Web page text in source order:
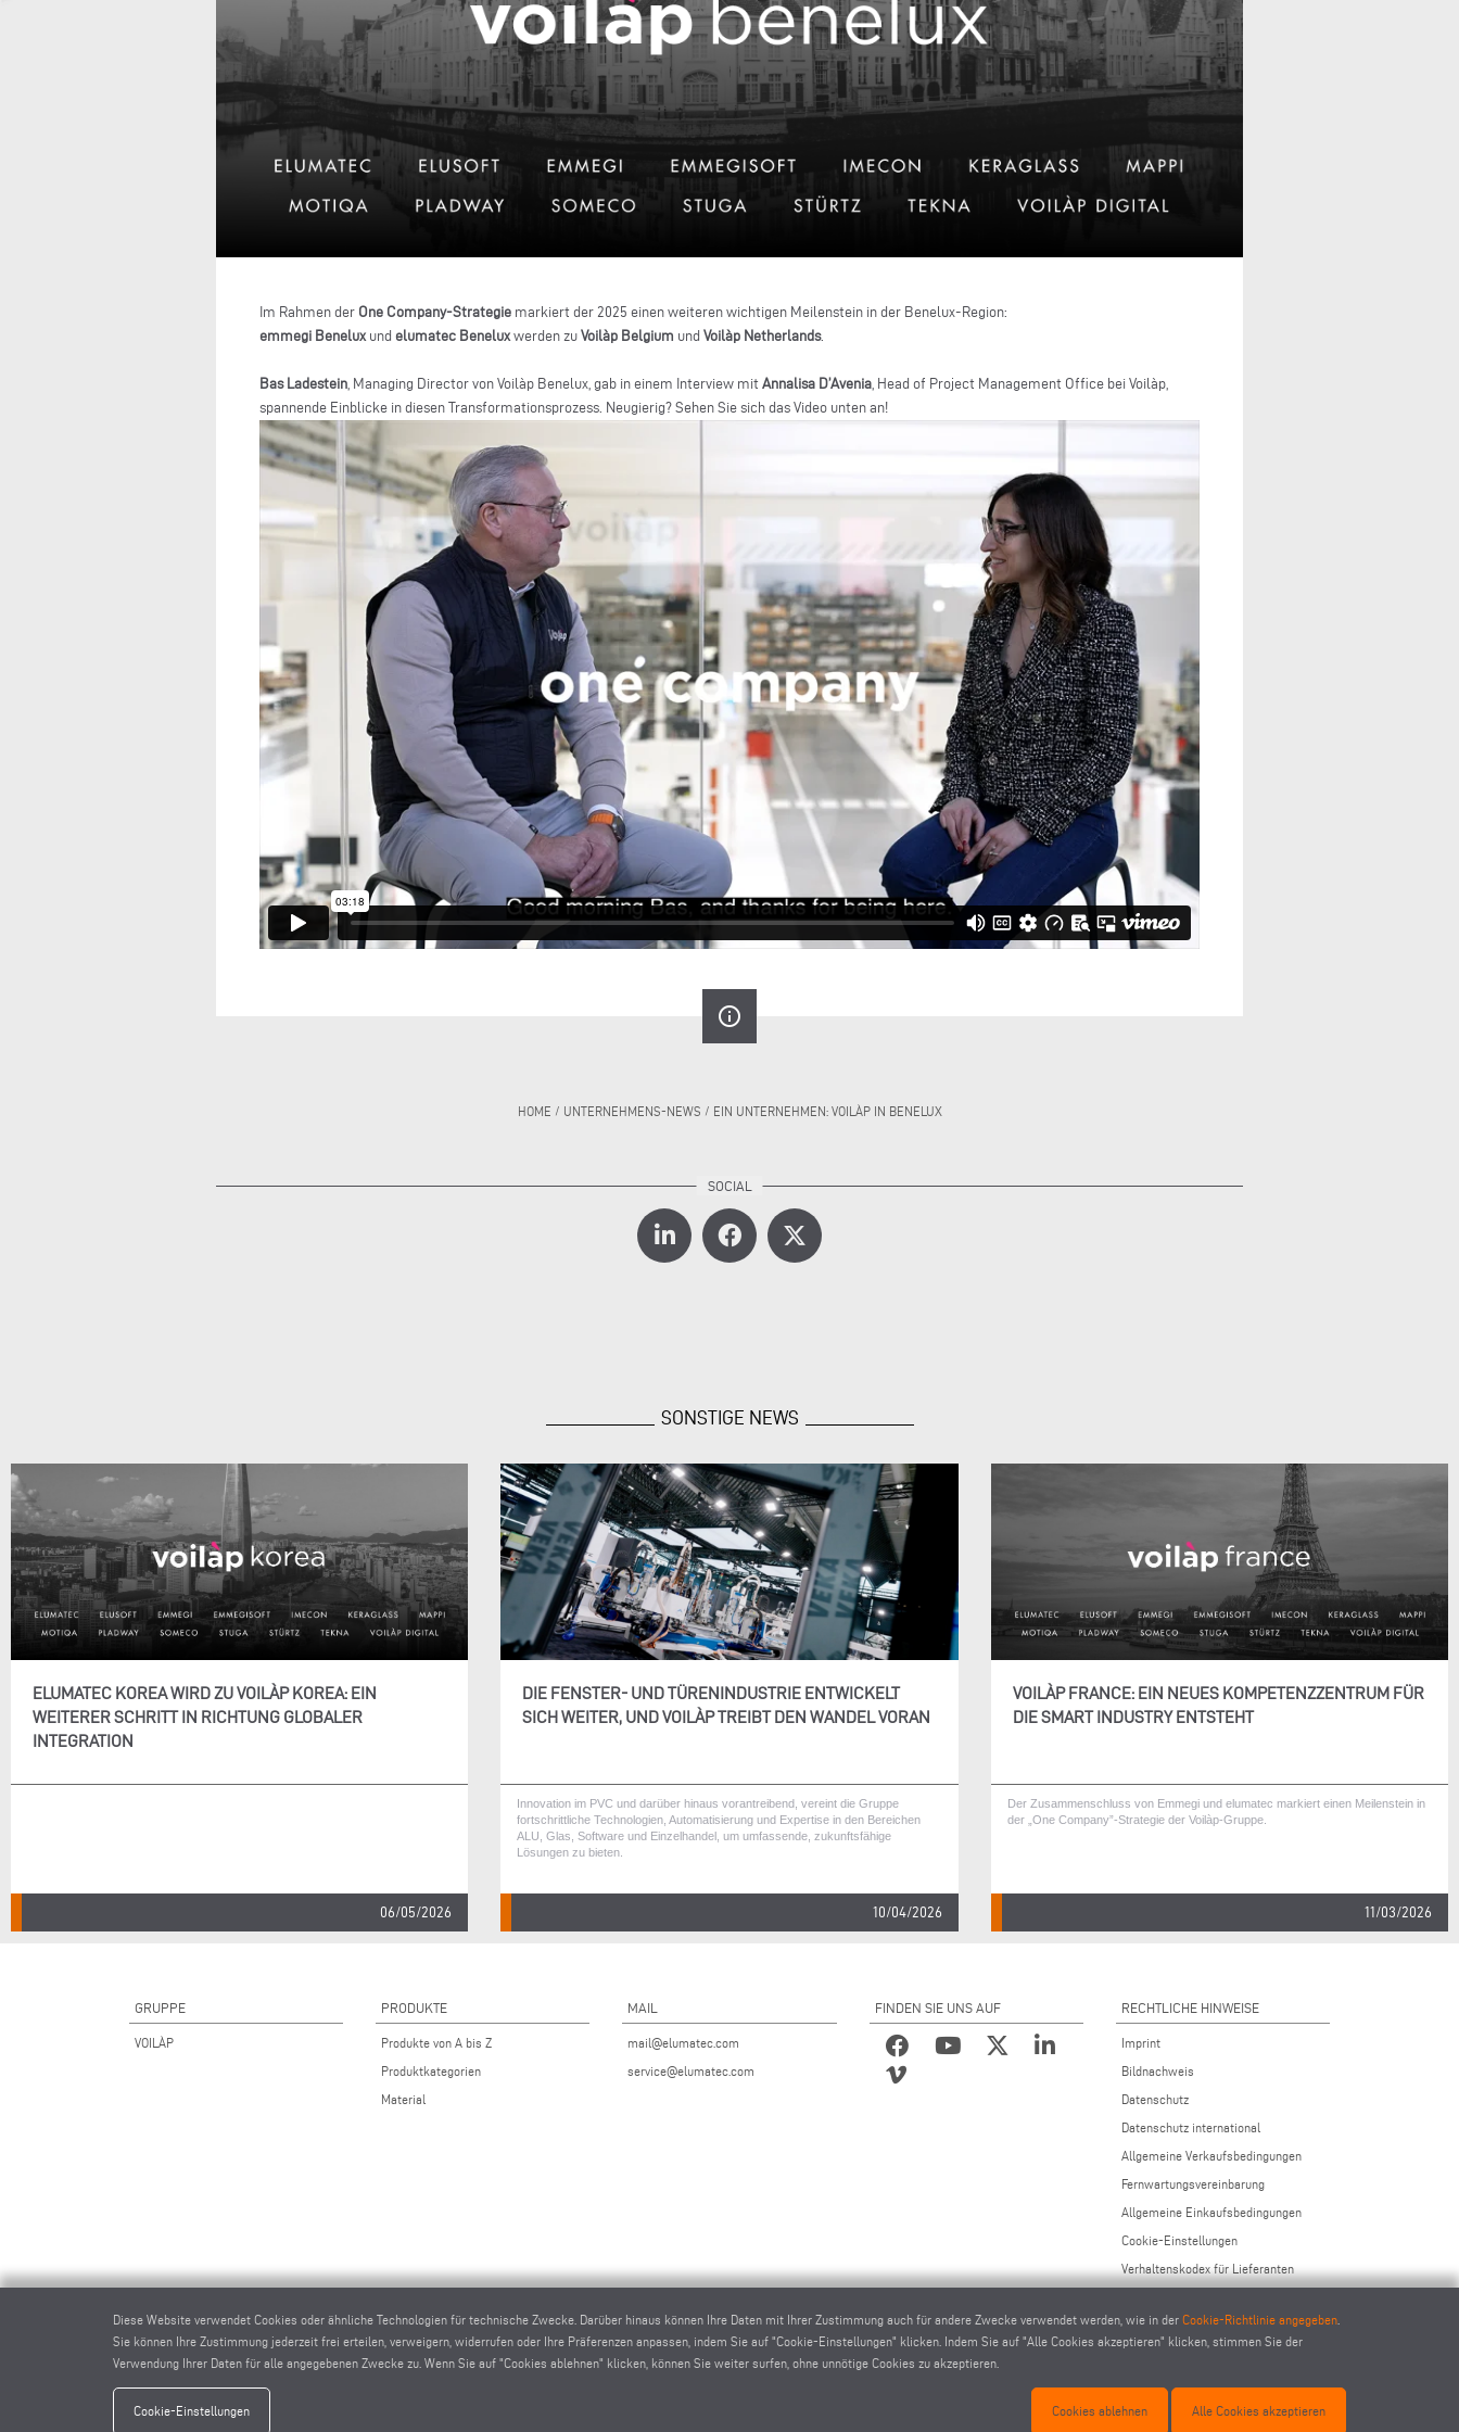
Im Rahmen der One Company-Strategie markiert der 2025 einen weiteren wichtigen Meilenstein in der Benelux-Region:
emmegi Beneluxund elumatec Beneluxwerden zu Voilàp Belgium und Voilàp Netherlands.
Bas Ladestein, Managing Director von Voilàp Benelux, gab in einem Interview mit Annalisa D’Avenia, Head of Project Management Office bei Voilàp,
spannende Einblicke in diesen Transformationsprozess. Neugierig? Sehen Sie sich das Video unten an!
info_outline
HOME / UNTERNEHMENS-NEWS / EIN UNTERNEHMEN: VOILÀP IN BENELUX
SONSTIGE NEWS
ELUMATEC KOREA WIRD ZU VOILÀP KOREA: EIN
WEITERER SCHRITT IN RICHTUNG GLOBALER
INTEGRATION
06/05/2026
DIE FENSTER- UND TÜRENINDUSTRIE ENTWICKELT
SICH WEITER, UND VOILÀP TREIBT DEN WANDEL VORAN
Innovation im PVC und darüber hinaus vorantreibend, vereint die Gruppe
fortschrittliche Technologien, Automatisierung und Expertise in den Bereichen
ALU, Glas, Software und Einzelhandel, um umfassende, zukunftsfähige
Lösungen zu bieten.
10/04/2026
VOILÀP FRANCE: EIN NEUES KOMPETENZZENTRUM FÜR
DIE SMART INDUSTRY ENTSTEHT
Der Zusammenschluss von Emmegi und elumatec markiert einen Meilenstein in
der „One Company”-Strategie der Voilàp-Gruppe.
11/03/2026
GRUPPE
VOILÀP
PRODUKTE
Produkte von A bis Z
Produktkategorien
Material
MAIL
mail@elumatec.com
service@elumatec.com
FINDEN SIE UNS AUF RECHTLICHE HINWEISE
Imprint
Bildnachweis
Datenschutz
Datenschutz international
Allgemeine Verkaufsbedingungen
Fernwartungsvereinbarung
Allgemeine Einkaufsbedingungen
Cookie-Einstellungen
Verhaltenskodex für Lieferanten
Diese Website verwendet Cookies oder ähnliche Technologien für technische Zwecke. Darüber hinaus können Ihre Daten mit Ihrer Zustimmung auch für andere Zwecke verwendet werden, wie in der Cookie-Richtlinie angegeben
Sie können Ihre Zustimmung jederzeit frei erteilen, verweigern, widerrufen oder Ihre Präferenzen anpassen, indem Sie auf "Cookie-Einstellungen" klicken. Indem Sie auf "Alle Cookies akzeptieren" klicken, stimmen Sie der
Verwendung Ihrer Daten für alle angegebenen Zwecke zu. Wenn Sie auf "Cookies ablehnen" klicken, können Sie weiter surfen, ohne unnötige Cookies zu akzeptieren.
Cookie-Einstellungen Cookies ablehnen Alle Cookies akzeptieren